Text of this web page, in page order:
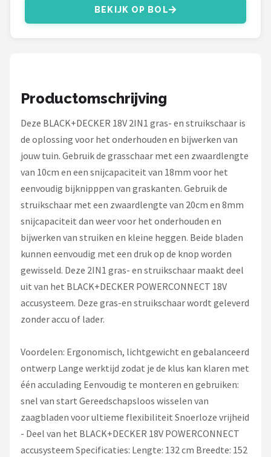
Husqvarna
Makita
Synx Tools
Fiskars
Alle merken →
BEKIJK OP BOL
Productomschrijving
Deze BLACK+DECKER 18V 2IN1 gras- en struikschaar is
de oplossing voor het onderhouden en bijwerken van
jouw tuin. Gebruik de grasschaar met een zwaardlengte
van 10cm en een snijcapaciteit van 18mm voor het
eenvoudig bijknipppen van graskanten. Gebruik de
struikschaar met een zwaardlengte van 20cm en 8mm
snijcapaciteit dan weer voor het onderhouden en
bijwerken van struiken en kleine heggen. Beide bladen
kunnen eenvoudig met een druk op de knop worden
gewisseld. Deze 2IN1 gras- en struikschaar maakt deel
uit van het BLACK+DECKER POWERCONNECT 18V
accusysteem. Deze gras-en struikschaar wordt geleverd
zonder accu of lader.
Voordelen: Ergonomisch, lichtgewicht en gebalanceerd
ontwerp Lange werktijd zodat je de klus kan klaren met
één acculading Eenvoudig te monteren en gebruiken:
snel van start Gereedschapsloos wisselen van
zaagbladen voor ultieme flexibiliteit Snoerloze vrijheid
- Deel van het BLACK+DECKER 18V POWERCONNECT
accusysteem Specificaties: Lengte: 132 cm Breedte: 152